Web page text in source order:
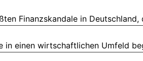
Finanzskandale in Deutschland,
einen wirtschaftlichen Umfeld